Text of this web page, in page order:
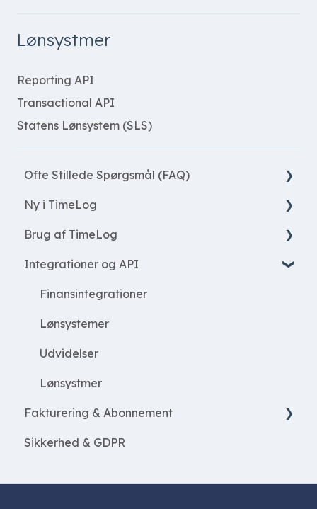
Lønsystmer
Reporting API
Transactional API
Statens Lønsystem (SLS)
Ofte Stillede Spørgsmål (FAQ)
Nye funktioner
Ny i TimeLog
Registrér tid
Arbejde med projekter
Opret projekter
Ressourcer
Projekt økonomi
Udgifter
Brug af TimeLog
Startside
Register
Rapporter
Projekter
Medarbejdere
Fakturering
Kunder
Integrationer og API
Finansintegrationer
Lønsystemer
Udvidelser
Lønsystmer
Fakturering & Abonnement
Fakturering
Sikkerhed & GDPR